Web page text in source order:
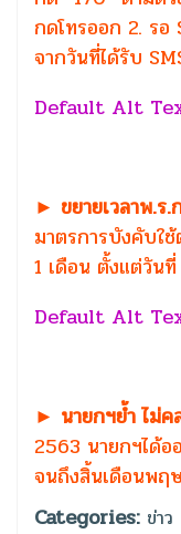
กดโทรออก 2. ร
จากวันที่ได้รับ
► ขยายเวลาพ.ร
มาตรการบังคับใ
1 เดือน ตั้งแต่วัน
► นายกฯย้ำ ไม่ค
2563 นายกฯได้อ
จนถึงสิ้นเดือนพฤ
Categories: ข่าว